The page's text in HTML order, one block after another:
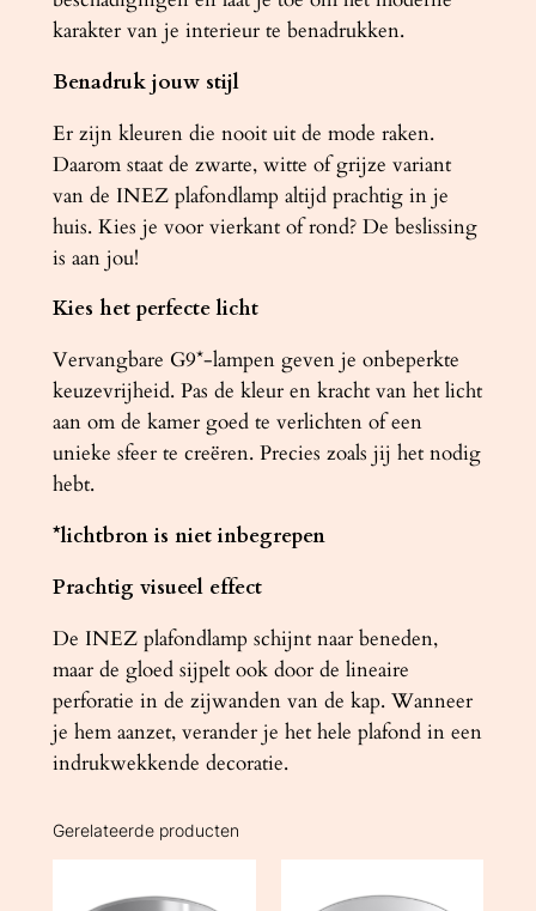
karakter van je interieur te benadrukken.
Benadruk jouw stijl
Er zijn kleuren die nooit uit de mode raken.
Daarom staat de zwarte, witte of grijze variant
van de INEZ plafondlamp altijd prachtig in je
huis. Kies je voor vierkant of rond? De beslissing
is aan jou!
Kies het perfecte licht
Vervangbare G9*-lampen geven je onbeperkte
keuzevrijheid. Pas de kleur en kracht van het licht
aan om de kamer goed te verlichten of een
unieke sfeer te creëren. Precies zoals jij het nodig
hebt.
*lichtbron is niet inbegrepen
Prachtig visueel effect
De INEZ plafondlamp schijnt naar beneden,
maar de gloed sijpelt ook door de lineaire
perforatie in de zijwanden van de kap. Wanneer
je hem aanzet, verander je het hele plafond in een
indrukwekkende decoratie.
Gerelateerde producten